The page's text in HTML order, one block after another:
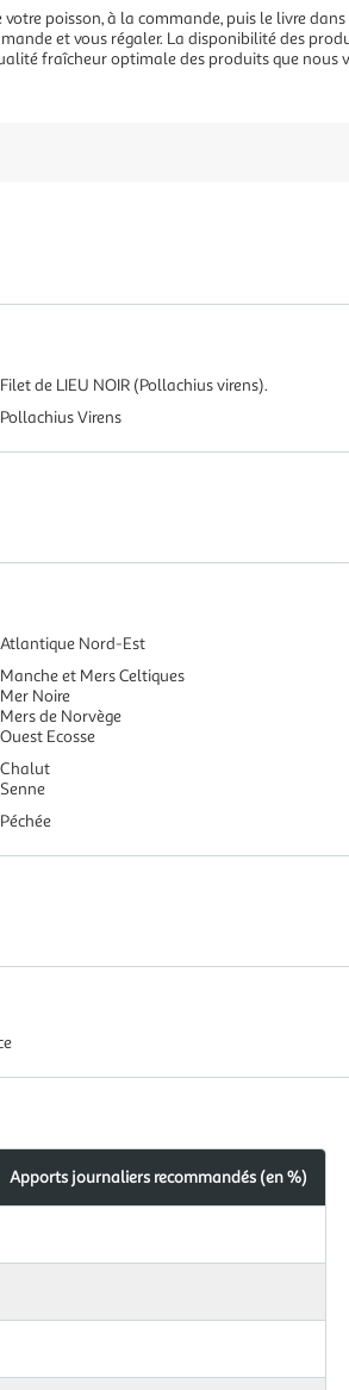
poisson, à la commande, puis le livre
et vous régaler. La disponibilité des
fraîcheur optimale des produits que nous
Filet de LIEU NOIR (Pollachius virens).
Pollachius Virens
Atlantique Nord-Est
Manche et Mers Celtiques
Mer Noire
Mers de Norvège
Ouest Ecosse
Chalut
Senne
Péchée
Apports journaliers recommandés (en %)